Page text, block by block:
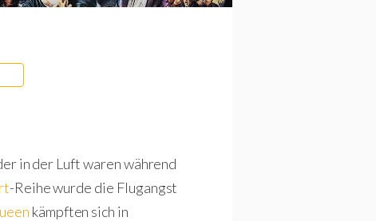
in der Luft waren während
-Reihe wurde die Flugangst
kämpften sich in